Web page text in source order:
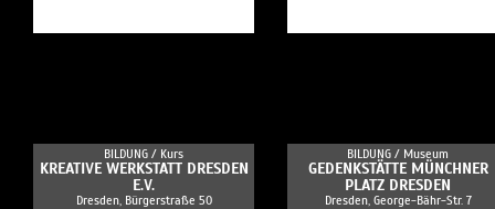
BILDUNG / Kurs
KREATIVE WERKSTATT DRESDEN
E.V.
Dresden, Bürgerstraße 50
BILDUNG / Museum
GEDENKSTÄTTE MÜNCHNER
PLATZ DRESDEN
Dresden, George-Bähr-Str. 7